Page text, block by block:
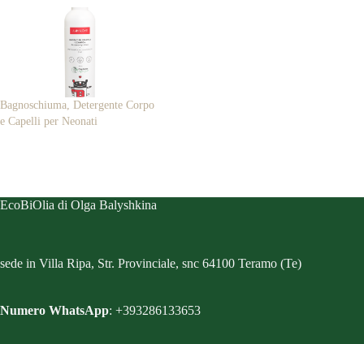
Bagnoschiuma, Detergente Corpo
e Capelli per Neonati
EcoBiOlia di Olga Balyshkina
sede in Villa Ripa, Str. Provinciale, snc 64100 Teramo (Te)
Numero WhatsApp: +393286133653